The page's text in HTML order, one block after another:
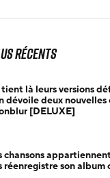
récents
là leurs versions
dévoile deux
[DELUXE]
chansons
réenregistre son album